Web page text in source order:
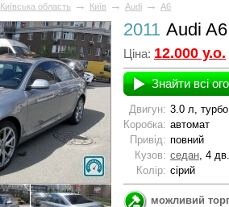
Київська область → Київ → Audi → A6
2011 Audi
Ціна: 12.000 у.о.
Знайти всі
Двигун: 3.0 л,
Коробка: автомат
Привід: повний
Кузов: седан, 4
Колір: сірий
можливий торг